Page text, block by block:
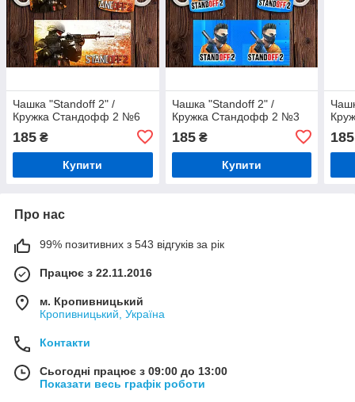
Чашка "Standoff 2" /
Кружка Стандофф 2 №6
185 ₴
Купити
Чашка "Standoff 2" /
Кружка Стандофф 2 №3
185₴
Купити
185
Про нас
99% позитивних з 543 відгуків за рік
Працює з 22.11.2016
м. Кропивницький
Кропивницький, Україна
Контакти
Сьогодні працює з 09:00 до 13:00
Показати весь графік роботи